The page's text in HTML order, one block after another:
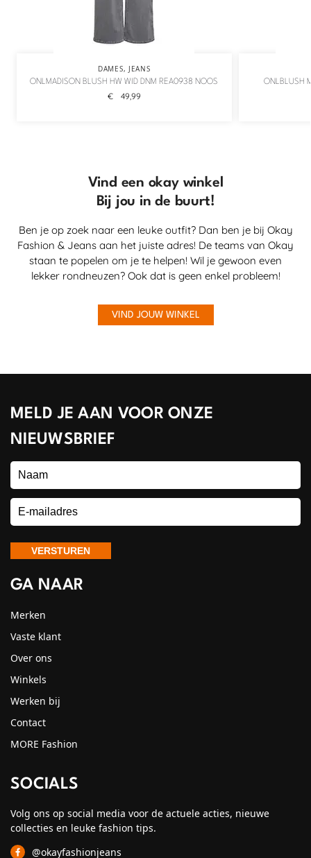
DAMES, JEANS
ONLMADISON BLUSH HW WID DNM REA0938 NOOS
€ 49,99
ONLBLUSH
Vind een okay winkel
Bij jou in de buurt!
Ben je op zoek naar een leuke outfit? Dan ben je bij Okay
Fashion & Jeans aan het juiste adres! De teams van Okay
staan te popelen om je te helpen! Wil je gewoon even
lekker rondneuzen? Ook dat is geen enkel probleem!
VIND JOUW WINKEL
MELD JE AAN VOOR ONZE
NIEUWSBRIEF
GA NAAR
Merken
Vaste klant
Over ons
Winkels
Werken bij
Contact
MORE Fashion
SOCIALS
Volg ons op social media voor de actuele acties, nieuwe
collecties en leuke fashion tips.
@okayfashionjeans